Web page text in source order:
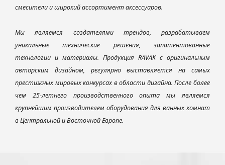
смесители и широкий ассортимент аксессуаров.
Мы являемся создателями трендов, разрабатываем
уникальные технические решения, запатентованные
технологии и материалы. Продукция RAVAK с оригинальным
авторским дизайном, регулярно выставляется на самых
престижных мировых конкурсах в области дизайна. После более
чем 25-летнего производственного опыта мы являемся
крупнейшим производителем оборудования для ванных комнат
в Центральной и Восточной Европе.